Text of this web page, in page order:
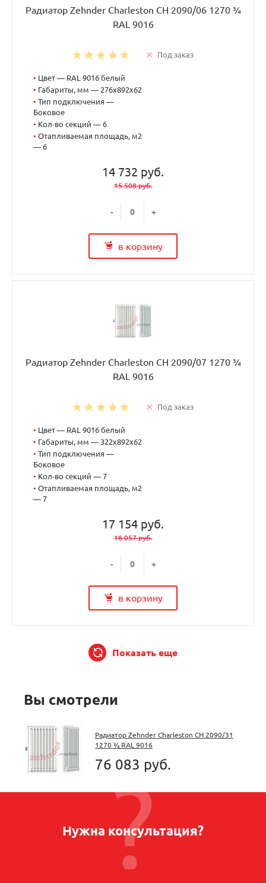
Радиатор Zehnder Charleston CH 2090/06 1270 ¾
RAL 9016
Под заказ
• Цвет — RAL 9016 белый
• Габариты, мм — 276x892x62
• Тип подключения —
Боковое
• Кол-во секций — 6
• Отапливаемая площадь, м2
— 6
14 732 руб.
15 508 руб.
- +
в корзину
Радиатор Zehnder Charleston CH 2090/07 1270 ¾
RAL 9016
Под заказ
• Цвет — RAL 9016 белый
• Габариты, мм — 322x892x62
• Тип подключения —
Боковое
• Кол-во секций — 7
• Отапливаемая площадь, м2
— 7
17 154 руб.
18 057 руб.
- +
в корзину
Показать еще
Вы смотрели
Радиатор Zehnder Charleston CH 2090/31
1270 ¾ RAL 9016
76 083 руб.
Нужна консультация?